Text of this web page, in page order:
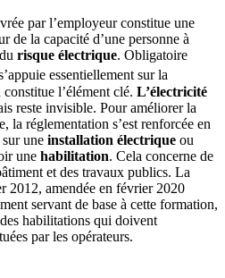
par l’employeur constitue une
de la capacité d’une personne à
risque électrique. Obligatoire
essentiellement sur la
l’élément clé. L’électricité
reste invisible. Pour améliorer la
la réglementation s’est renforcée en
une installation électrique ou
une habilitation. Cela concerne de
et des travaux publics. La
2012, amendée en février 2020
servant de base à cette formation,
habilitations qui doivent
par les opérateurs.